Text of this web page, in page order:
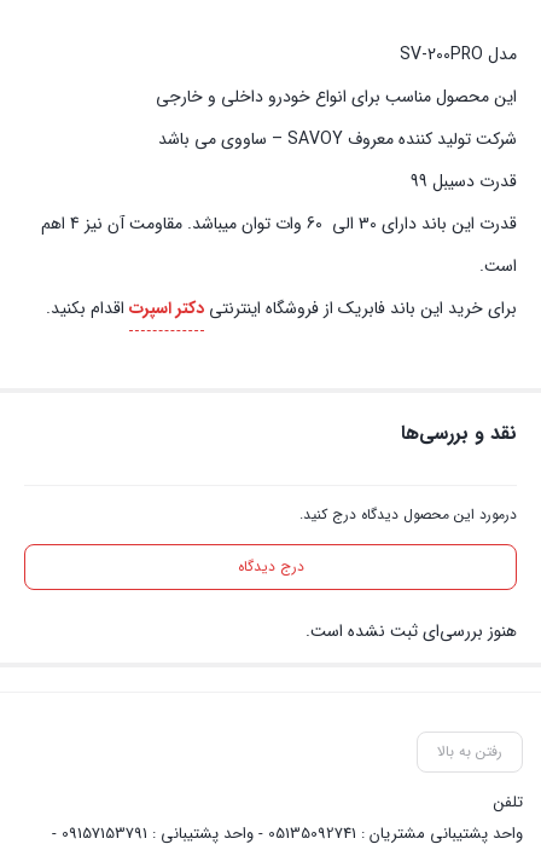
مدل SV-200PRO
این محصول مناسب برای انواع خودرو داخلی و خارجی
شرکت تولید کننده معروف SAVOY – ساووی می باشد
قدرت دسیبل 99
قدرت این باند دارای 30 الی 60 وات توان میباشد. مقاومت آن نیز 4 اهم
است.
برای خرید این باند فابریک از فروشگاه اینترنتی دکتر اسپرت اقدام بکنید.
نقد و بررسی‌ها
درمورد این محصول دیدگاه درج کنید.
درج دیدگاه
هنوز بررسی‌ای ثبت نشده است.
رفتن به بالا
تلفن
واحد پشتیبانی مشتریان : 05135092741 - واحد پشتیبانی : 09157153791 -